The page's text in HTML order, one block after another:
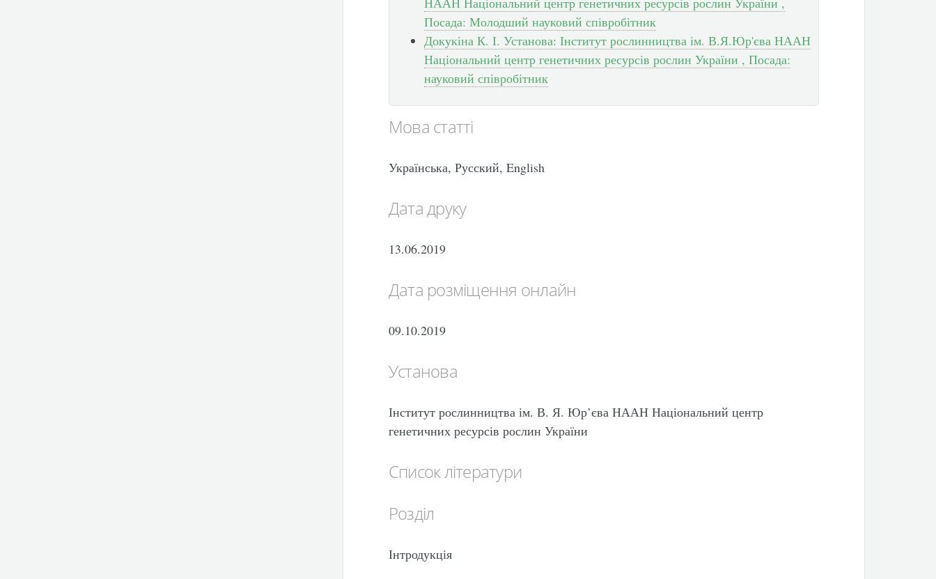
Посада: Молодший науковий співробітник
Докукіна К. І. Установа: Інститут рослинництва ім. В.Я.Юр'єва НААН
Національний центр генетичних ресурсів рослин України , Посада:
науковий співробітник
Мова статті
Українська, Русский, English
Дата друку
13.06.2019
Дата розміщення онлайн
09.10.2019
Установа
Інститут рослинництва ім. В. Я. Юр’єва НААН Національний центр
генетичних ресурсів рослин України
Список літератури
Розділ
Інтродукція